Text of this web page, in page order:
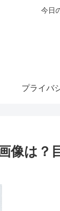
今日
プライバ
像は？